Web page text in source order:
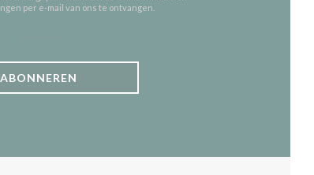
per e-mail van ons te ontvangen.
ABONNEREN